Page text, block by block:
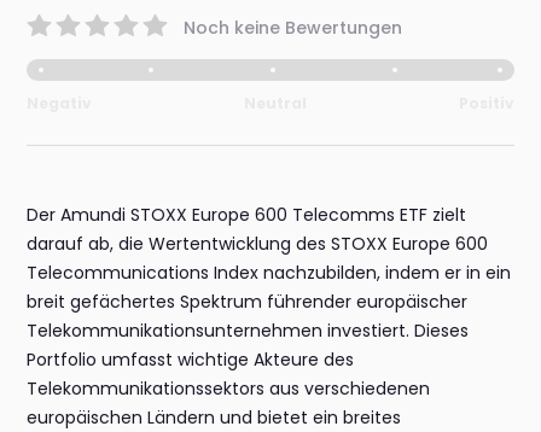
Noch keine Bewertungen
Der Amundi STOXX Europe 600 Telecomms ETF zielt
darauf ab, die Wertentwicklung des STOXX Europe 600
Telecommunications Index nachzubilden, indem er in ein
breit gefächertes Spektrum führender europäischer
Telekommunikationsunternehmen investiert. Dieses
Portfolio umfasst wichtige Akteure des
Telekommunikationssektors aus verschiedenen
europäischen Ländern und bietet ein breites